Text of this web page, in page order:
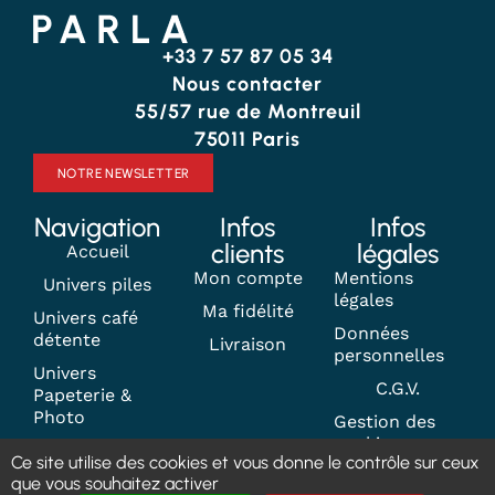
+33 7 57 87 05 34
Nous contacter
55/57 rue de Montreuil
75011 Paris
NOTRE NEWSLETTER
Navigation
Accueil
Univers piles
Univers café
détente
Univers
Papeterie &
Photo
Contact
Infos
clients
Mon compte
Ma fidélité
Livraison
Infos
légales
Mentions
légales
Données
personnelles
C.G.V.
Gestion des
cookies
Ce site utilise des cookies et vous donne le contrôle sur ceux
que vous souhaitez activer